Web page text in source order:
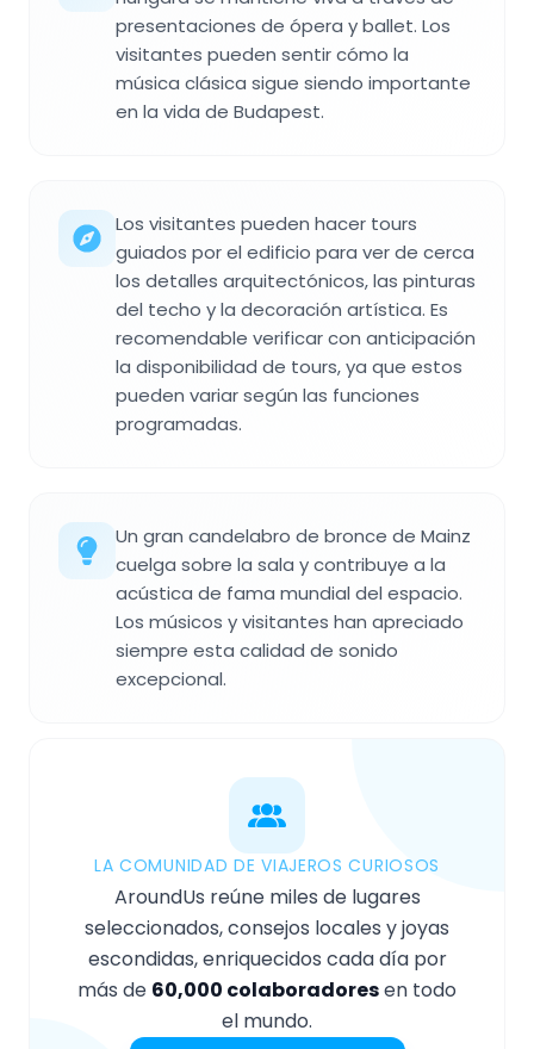
presentaciones de ópera y ballet. Los
visitantes pueden sentir cómo la
música clásica sigue siendo importante
en la vida de Budapest.
Los visitantes pueden hacer tours
guiados por el edificio para ver de cerca
los detalles arquitectónicos, las pinturas
del techo y la decoración artística. Es
recomendable verificar con anticipación
la disponibilidad de tours, ya que estos
pueden variar según las funciones
programadas.
Un gran candelabro de bronce de Mainz
cuelga sobre la sala y contribuye a la
acústica de fama mundial del espacio.
Los músicos y visitantes han apreciado
siempre esta calidad de sonido
excepcional.
LA COMUNIDAD DE VIAJEROS CURIOSOS
AroundUs reúne miles de lugares
seleccionados, consejos locales y joyas
escondidas, enriquecidos cada día por
más de 60,000 colaboradoresen todo
el mundo.